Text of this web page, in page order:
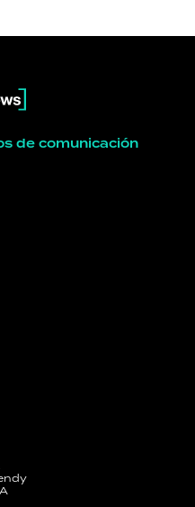
de comunicación